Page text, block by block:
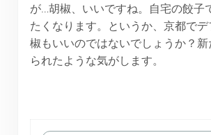
が…胡椒、いいですね。自宅の餃子
たくなります。というか、京都で
椒もいいのではないでしょうか？
られたような気がします。